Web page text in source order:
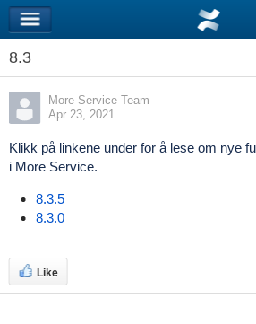
8.3
More Service Team
Apr 23, 2021
Klikk på linkene under for å lese om nye
i More Service.
8.3.5
8.3.0
Like